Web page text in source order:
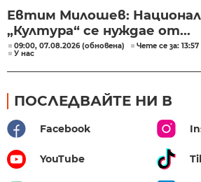
Евтим Милошев:
„Култура“ се нуждае от...
09:00, 07.08.2026 (обновена)
Чете се за:
У нас
ПОСЛЕДВАЙТЕ НИ В
Facebook
YouTube